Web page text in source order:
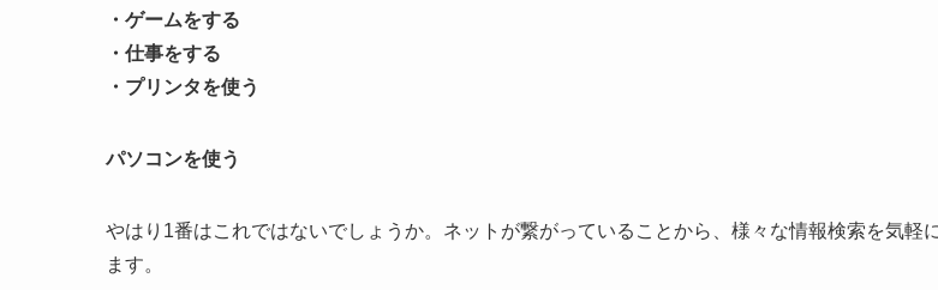
・ゲームをする
・仕事をする
・プリンタを使う
パソコンを使う
やはり1番はこれではないでしょうか。ネットが繋がっていることから、様々な情報検索を気軽
ます。